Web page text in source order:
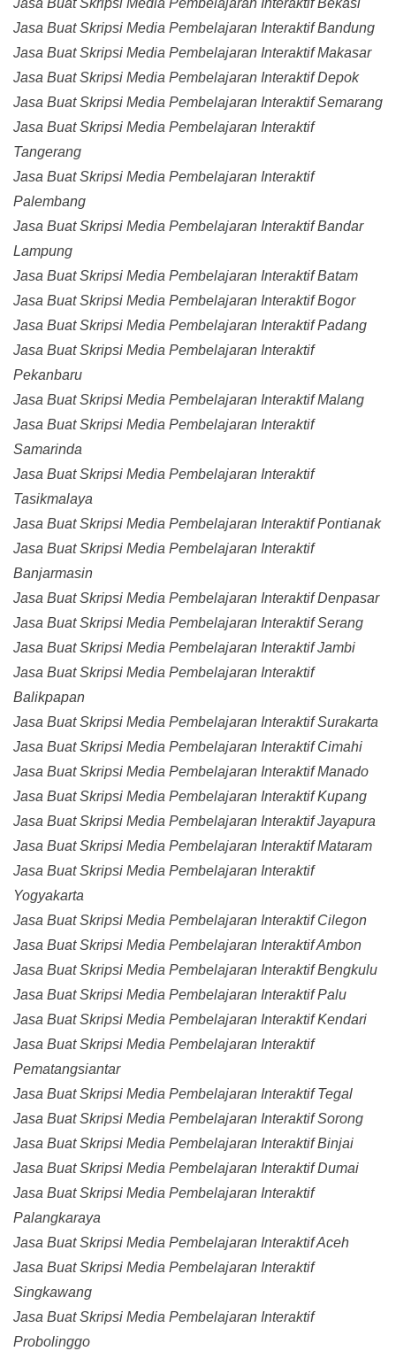
Jasa Buat Skripsi Media Pembelajaran Interaktif Bekasi
Jasa Buat Skripsi Media Pembelajaran Interaktif Bandung
Jasa Buat Skripsi Media Pembelajaran Interaktif Makasar
Jasa Buat Skripsi Media Pembelajaran Interaktif Depok
Jasa Buat Skripsi Media Pembelajaran Interaktif Semarang
Jasa Buat Skripsi Media Pembelajaran Interaktif
Tangerang
Jasa Buat Skripsi Media Pembelajaran Interaktif
Palembang
Jasa Buat Skripsi Media Pembelajaran Interaktif Bandar
Lampung
Jasa Buat Skripsi Media Pembelajaran Interaktif Batam
Jasa Buat Skripsi Media Pembelajaran Interaktif Bogor
Jasa Buat Skripsi Media Pembelajaran Interaktif Padang
Jasa Buat Skripsi Media Pembelajaran Interaktif
Pekanbaru
Jasa Buat Skripsi Media Pembelajaran Interaktif Malang
Jasa Buat Skripsi Media Pembelajaran Interaktif
Samarinda
Jasa Buat Skripsi Media Pembelajaran Interaktif
Tasikmalaya
Jasa Buat Skripsi Media Pembelajaran Interaktif Pontianak
Jasa Buat Skripsi Media Pembelajaran Interaktif
Banjarmasin
Jasa Buat Skripsi Media Pembelajaran Interaktif Denpasar
Jasa Buat Skripsi Media Pembelajaran Interaktif Serang
Jasa Buat Skripsi Media Pembelajaran Interaktif Jambi
Jasa Buat Skripsi Media Pembelajaran Interaktif
Balikpapan
Jasa Buat Skripsi Media Pembelajaran Interaktif Surakarta
Jasa Buat Skripsi Media Pembelajaran Interaktif Cimahi
Jasa Buat Skripsi Media Pembelajaran Interaktif Manado
Jasa Buat Skripsi Media Pembelajaran Interaktif Kupang
Jasa Buat Skripsi Media Pembelajaran Interaktif Jayapura
Jasa Buat Skripsi Media Pembelajaran Interaktif Mataram
Jasa Buat Skripsi Media Pembelajaran Interaktif
Yogyakarta
Jasa Buat Skripsi Media Pembelajaran Interaktif Cilegon
Jasa Buat Skripsi Media Pembelajaran Interaktif Ambon
Jasa Buat Skripsi Media Pembelajaran Interaktif Bengkulu
Jasa Buat Skripsi Media Pembelajaran Interaktif Palu
Jasa Buat Skripsi Media Pembelajaran Interaktif Kendari
Jasa Buat Skripsi Media Pembelajaran Interaktif
Pematangsiantar
Jasa Buat Skripsi Media Pembelajaran Interaktif Tegal
Jasa Buat Skripsi Media Pembelajaran Interaktif Sorong
Jasa Buat Skripsi Media Pembelajaran Interaktif Binjai
Jasa Buat Skripsi Media Pembelajaran Interaktif Dumai
Jasa Buat Skripsi Media Pembelajaran Interaktif
Palangkaraya
Jasa Buat Skripsi Media Pembelajaran Interaktif Aceh
Jasa Buat Skripsi Media Pembelajaran Interaktif
Singkawang
Jasa Buat Skripsi Media Pembelajaran Interaktif
Probolinggo